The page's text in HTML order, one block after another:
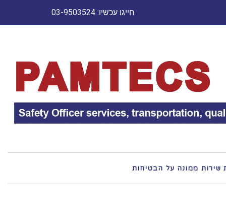
חייגו עכשיו: 03-9503524
שירות ממונה על הבטיחות